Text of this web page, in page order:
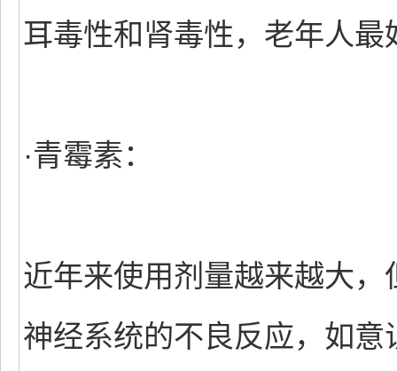
耳毒性和肾毒性，老年人
·青霉素：
近年来使用剂量越来越大
神经系统的不良反应，如